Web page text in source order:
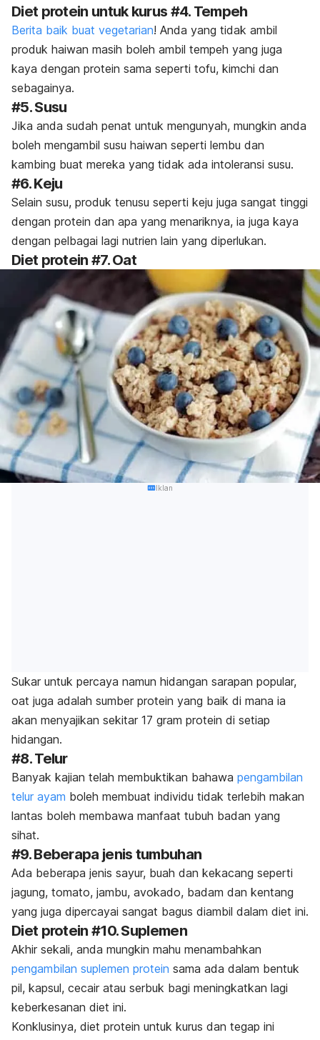
Diet protein untuk kurus #4. Tempeh
Berita baik buat vegetarian! Anda yang tidak ambil
produk haiwan masih boleh ambil tempeh yang juga
kaya dengan protein sama seperti tofu, kimchi dan
sebagainya.
#5. Susu
Jika anda sudah penat untuk mengunyah, mungkin anda
boleh mengambil susu haiwan seperti lembu dan
kambing buat mereka yang tidak ada intoleransi susu.
#6. Keju
Selain susu, produk tenusu seperti keju juga sangat tinggi
dengan protein dan apa yang menariknya, ia juga kaya
dengan pelbagai lagi nutrien lain yang diperlukan.
Diet protein #7. Oat
Iklan
Sukar untuk percaya namun hidangan sarapan popular,
oat juga adalah sumber protein yang baik di mana ia
akan menyajikan sekitar 17 gram protein di setiap
hidangan.
#8. Telur
Banyak kajian telah membuktikan bahawa pengambilan
telur ayam boleh membuat individu tidak terlebih makan
lantas boleh membawa manfaat tubuh badan yang
sihat.
#9. Beberapa jenis tumbuhan
Ada beberapa jenis sayur, buah dan kekacang seperti
jagung, tomato, jambu, avokado, badam dan kentang
yang juga dipercayai sangat bagus diambil dalam diet ini.
Diet protein #10. Suplemen
Akhir sekali, anda mungkin mahu menambahkan
pengambilan suplemen protein sama ada dalam bentuk
pil, kapsul, cecair atau serbuk bagi meningkatkan lagi
keberkesanan diet ini.
Konklusinya, diet protein untuk kurus dan tegap ini